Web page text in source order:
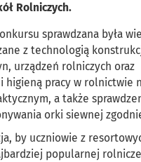
Rolniczych.
sprawdzana była
z technologią
urządzeń rolniczych oraz
higieną pracy w rolnictwie
a także
orki siewnej
by uczniowie z
popularnej